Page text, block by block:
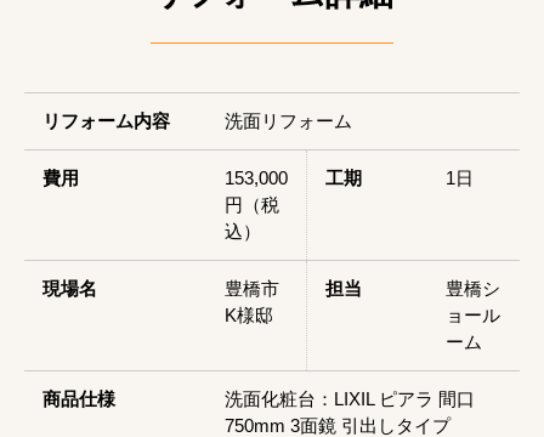
リフォーム内容 洗面リフォーム
費用
153,000
円（税
込）
工期 1日
現場名
豊橋市
K様邸
担当
豊橋シ
ョール
ーム
商品仕様
洗面化粧台：LIXIL ピアラ 間口
750mm 3面鏡 引出しタイプ